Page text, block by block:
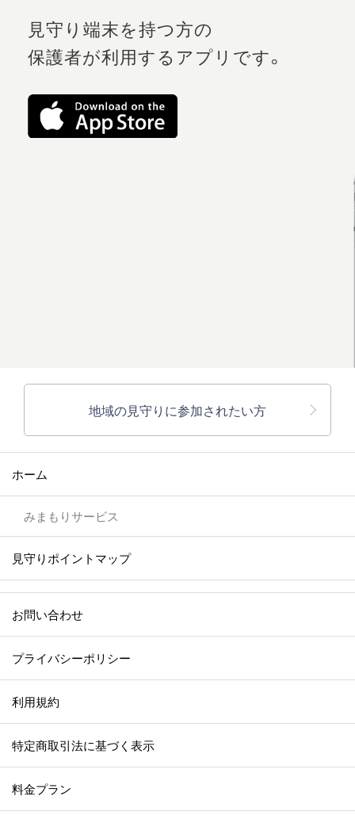
見守り端末を持つ方の
保護者が利用するアプリです。
地域の見守りに参加されたい方
ホーム
みまもりサービス
見守りポイントマップ
お問い合わせ
プライバシーポリシー
利用規約
特定商取引法に基づく表示
料金プラン